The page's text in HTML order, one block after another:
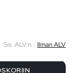
Sis. ALV:n | Ilman ALV